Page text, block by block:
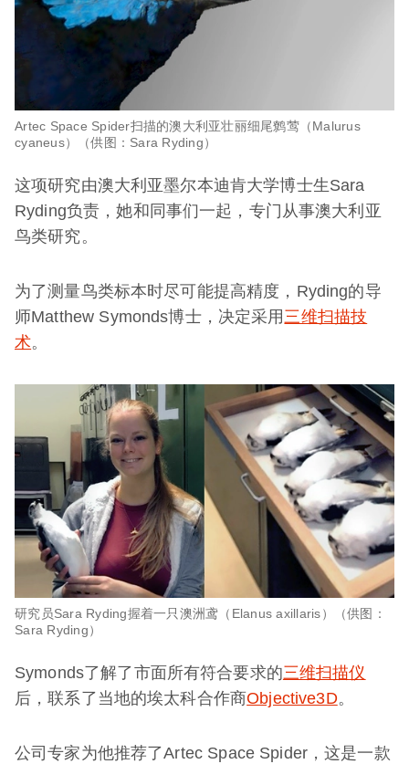
Artec Space Spider扫描的澳大利亚壮丽细尾鹩莺（Malurus
cyaneus）（供图：Sara Ryding）
这项研究由澳大利亚墨尔本迪肯大学博士生Sara
Ryding负责，她和同事们一起，专门从事澳大利亚
鸟类研究。
为了测量鸟类标本时尽可能提高精度，Ryding的导
师Matthew Symonds博士，决定采用三维扫描技
术。
研究员Sara Ryding握着一只澳洲鸢（Elanus axillaris）（供图：
Sara Ryding）
Symonds了解了市面所有符合要求的三维扫描仪
后，联系了当地的埃太科合作商Objective3D。
公司专家为他推荐了Artec Space Spider，这是一款